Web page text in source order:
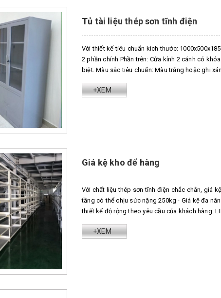
Tủ tài liệu thép sơn tĩnh điện
Với thiết kế tiêu chuẩn kích thước:
2 phần chính Phần trên: Cửa kính 2 cánh có
biệt. Màu sắc tiêu chuẩn: Màu trắng hoặc ghi
+XEM
Giá kệ kho để hàng
Với chất liệu thép sơn tĩnh điện chắc chắn, giá
tầng có thể chịu sức nặng 250kg - Giá kệ đa
thiết kế độ rộng theo yêu cầu của khách hàng.
+XEM